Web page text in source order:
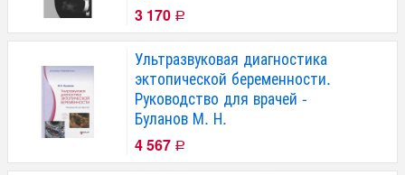
3 170 Р
Ультразвуковая диагностика
эктопической беременности.
Руководство для врачей -
Буланов М. Н.
4 567 Р